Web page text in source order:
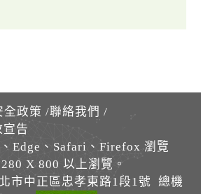
全政策 /聯絡我們 /
告
Edge、Safari、Firefox 瀏覽
X 800 以上瀏覽。
市中正區忠孝東路1段1號 總機